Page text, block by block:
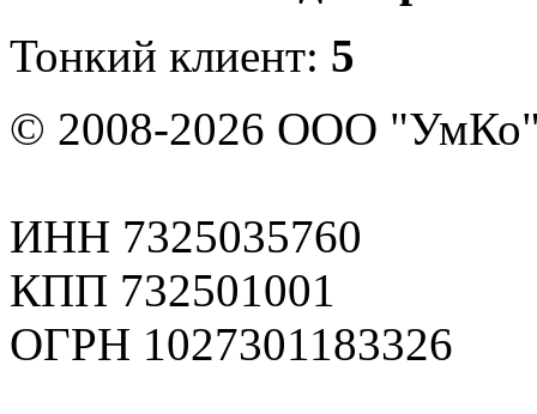
Тонкий клиент: 5
© 2008-2026 ООО
ИНН 7325035760
КПП 732501001
ОГРН 1027301183326